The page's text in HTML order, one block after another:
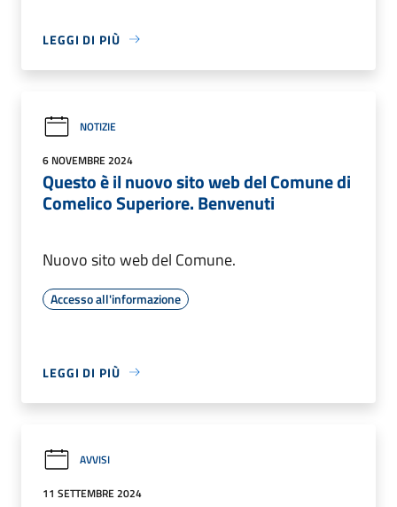
LEGGI DI PIÙ
NOTIZIE
6 NOVEMBRE 2024
Questo è il nuovo sito web del Comune di
Comelico Superiore. Benvenuti
Nuovo sito web del Comune.
Accesso all'informazione
LEGGI DI PIÙ
AVVISI
11 SETTEMBRE 2024